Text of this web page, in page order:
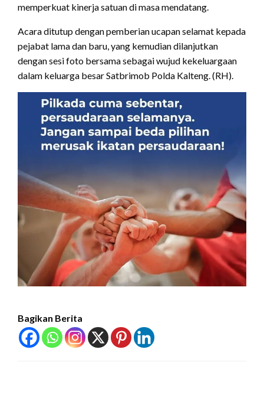
memperkuat kinerja satuan di masa mendatang.
Acara ditutup dengan pemberian ucapan selamat kepada
pejabat lama dan baru, yang kemudian dilanjutkan
dengan sesi foto bersama sebagai wujud kekeluargaan
dalam keluarga besar Satbrimob Polda Kalteng. (RH).
Bagikan Berita